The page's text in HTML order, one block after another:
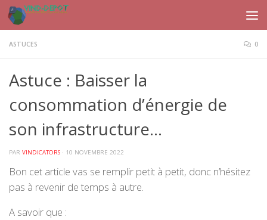
Skip to content
ASTUCES 0
Astuce : Baisser la
consommation d’énergie de
son infrastructure…
PAR VINDICATORS · 10 NOVEMBRE 2022
Bon cet article vas se remplir petit à petit, donc n’hésitez
pas à revenir de temps à autre.
A savoir que :